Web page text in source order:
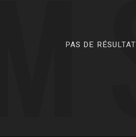
PAS DE RÉSULTAT